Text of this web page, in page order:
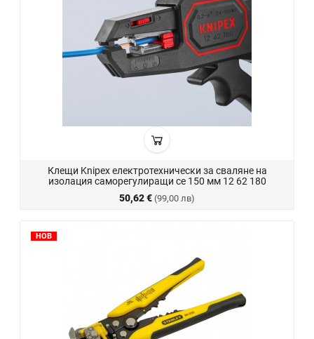
Клещи Knipex електротехнически за сваляне на
изолация саморегулиращи се 150 мм 12 62 180
50,62 € (99,00 лв)
НОВ